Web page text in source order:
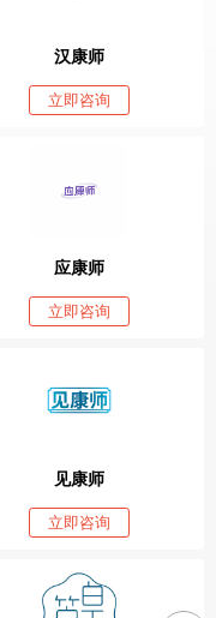
汉康师
立即咨询
应康师
立即咨询
见康师
立即咨询